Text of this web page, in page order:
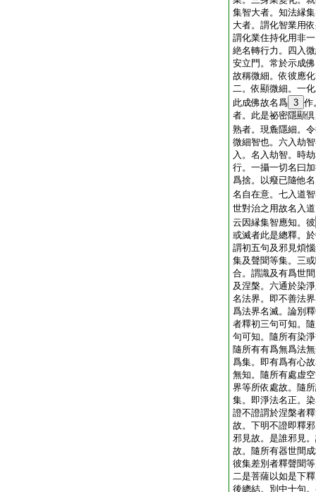
集智大者。知法縁
大者。謂化智業用
謂化業住持化用非
絶名轉行力。四入
安立門。常於示成
故稱微細。依彼應
二。依顯微細。一
此成佛故名爲 3 作
者。此是祕密隱顯
熟者。現麁隱細。
微細智也。六入劫
入。名入劫智。時
行。一攝一切名曰
爲捨。以癈已隨他
名自在意。七入道
世對治之用故名入
云因縁集智應知。彼
或滅者此是總釋。
謂初五句及邪見煩
集及聲聞等集。三
合。謂識及有爲世
及涅槃。六通於染
名法界。即不善法
爲法界名滅。論別
者釋初三句可知。
句可知。隨所有染
隨所有有爲無爲法
爲集。即有爲有心
無知。隨所有處虚
界等所依處故。隨
集。即淨法名正。
證不證謂於涅槃者
故。下明不證即釋
邪見故。是誰邪見
故。隨所有器世間
彼集差別者釋聲聞
二是菩薩以如是下
後總結。別中十句